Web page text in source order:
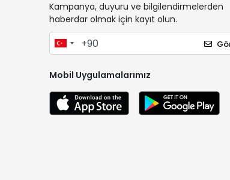
Kampanya, duyuru ve bilgilendirmelerden
haberdar olmak için kayıt olun.
Mobil Uygulamalarımız